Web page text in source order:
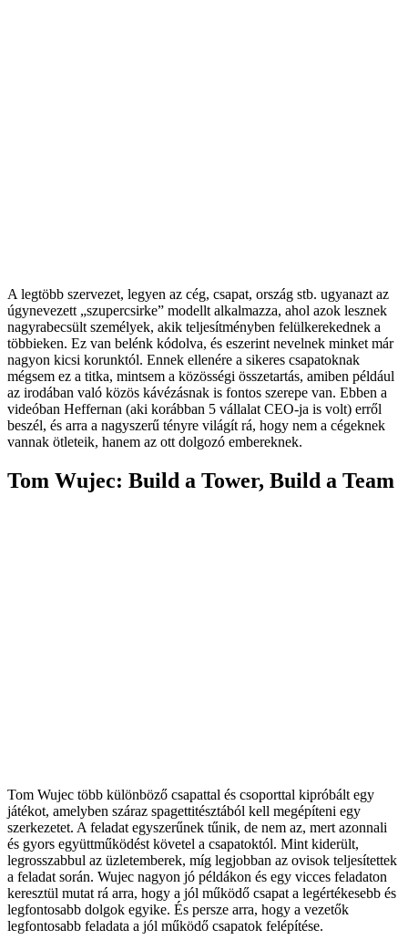
A legtöbb szervezet, legyen az cég, csapat, ország stb. ugyanazt az
úgynevezett „szupercsirke” modellt alkalmazza, ahol azok lesznek
nagyrabecsült személyek, akik teljesítményben felülkerekednek a
többieken. Ez van belénk kódolva, és eszerint nevelnek minket már
nagyon kicsi korunktól. Ennek ellenére a sikeres csapatoknak
mégsem ez a titka, mintsem a közösségi összetartás, amiben például
az irodában való közös kávézásnak is fontos szerepe van. Ebben a
videóban Heffernan (aki korábban 5 vállalat CEO-ja is volt) erről
beszél, és arra a nagyszerű tényre világít rá, hogy nem a cégeknek
vannak ötleteik, hanem az ott dolgozó embereknek.
Tom Wujec: Build a Tower, Build a Team
Tom Wujec több különböző csapattal és csoporttal kipróbált egy
játékot, amelyben száraz spagettitésztából kell megépíteni egy
szerkezetet. A feladat egyszerűnek tűnik, de nem az, mert azonnali
és gyors együttműködést követel a csapatoktól. Mint kiderült,
legrosszabbul az üzletemberek, míg legjobban az ovisok teljesítettek
a feladat során. Wujec nagyon jó példákon és egy vicces feladaton
keresztül mutat rá arra, hogy a jól működő csapat a legértékesebb és
legfontosabb dolgok egyike. És persze arra, hogy a vezetők
legfontosabb feladata a jól működő csapatok felépítése.